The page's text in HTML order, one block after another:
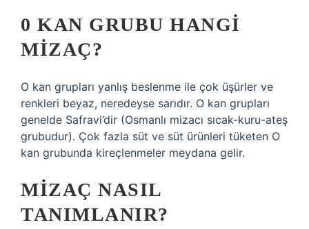
0 KAN GRUBU HANGI
MIZAÇ?
O kan grupları yanlış beslenme ile çok üşürler ve
renkleri beyaz, neredeyse sarıdır. O kan grupları
genelde Safravi’dir (Osmanlı mizacı sıcak-kuru-ateş
grubudur). Çok fazla süt ve süt ürünleri tüketen O
kan grubunda kireçlenmeler meydana gelir.
MIZAÇ NASIL
TANIMLANIR?